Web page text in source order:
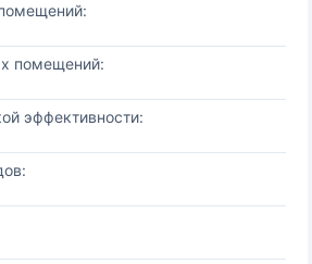
помещений:
эффективности: